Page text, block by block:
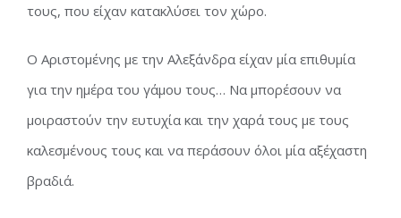
τους, που είχαν κατακλύσει τον χώρο.
Ο Αριστομένης με την Αλεξάνδρα είχαν μία επιθυμία
για την ημέρα του γάμου τους… Να μπορέσουν να
μοιραστούν την ευτυχία και την χαρά τους με τους
καλεσμένους τους και να περάσουν όλοι μία αξέχαστη
βραδιά.